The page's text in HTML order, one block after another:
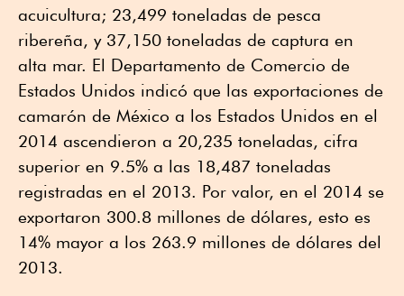
acuicultura; 23,499 toneladas de pesca
ribereña, y 37,150 toneladas de captura en
alta mar. El Departamento de Comercio de
Estados Unidos indicó que las exportaciones de
camarón de México a los Estados Unidos en el
2014 ascendieron a 20,235 toneladas, cifra
superior en 9.5% a las 18,487 toneladas
registradas en el 2013. Por valor, en el 2014 se
exportaron 300.8 millones de dólares, esto es
14% mayor a los 263.9 millones de dólares del
2013.